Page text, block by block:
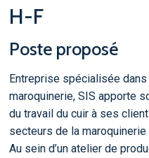
H-F
Poste proposé
Entreprise spécialisée
maroquinerie, SIS apporte
du travail du cuir à ses
secteurs de la maroquinerie
Au sein d’un atelier de